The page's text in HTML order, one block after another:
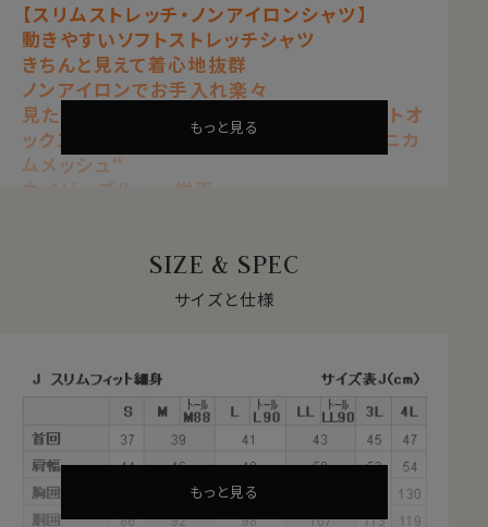
【スリムストレッチ・ノンアイロンシャツ】
動きやすいソフトストレッチシャツ
きちんと見えて着心地抜群
ノンアイロンでお手入れ楽々
見た目はワイシャツの定番生地ピンポイントオ
ックスフォードのようで、通気性抜群の“ハニカ
ムメッシュ“
ネイビーブルー 紺青
【 スリムフィット 】【 ドライ 】
【 ニット・ハニカム 】
【 ボタンダウン 】【 長袖 】
サラッとした肌ざわりと柔らかな着心地。
ナチュラルなストレッチが、動きやすい。
見た目はきちんと見えてスマート、だけど着心地は楽でリ
ラックス。
オールシーズン快適なストレスフリーのシャツ。
サラッとした肌ざわりとソフト感が心地いい、やみつきに
なる新感覚ノーストレスシャツです。
もっと見る
SIZE & SPEC
サイズと仕様
もっと見る